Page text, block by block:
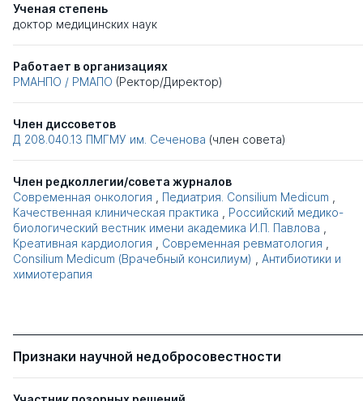
Ученая степень
доктор медицинских наук
Работает в организациях
РМАНПО / РМАПО (Ректор/Директор)
Член диссоветов
Д 208.040.13 ПМГМУ им. Сеченова (член совета)
Член редколлегии/совета журналов
Современная онкология
Педиатрия. Consilium Medicum
Качественная клиническая практика
Российский медико-
биологический вестник имени академика И.П. Павлова
Креативная кардиология
Современная ревматология
Consilium Medicum (Врачебный консилиум)
Антибиотики и
химиотерапия
Признаки научной недобросовестности